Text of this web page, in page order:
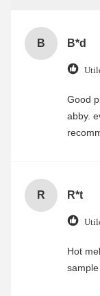
B B*d
Good
abby.
R R*t
Hot